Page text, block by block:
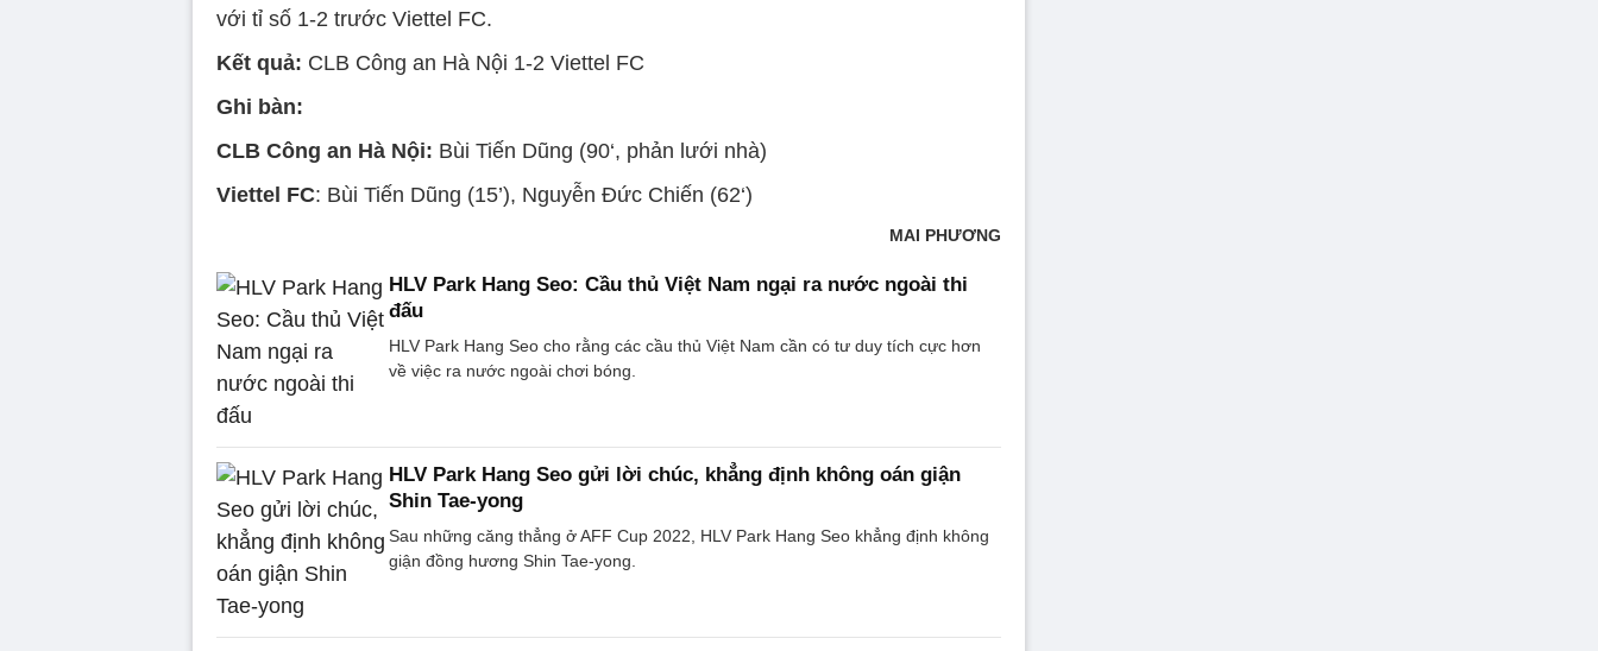
với tỉ số 1-2 trước Viettel FC.
Kết quả: CLB Công an Hà Nội 1-2 Viettel FC
Ghi bàn:
CLB Công an Hà Nội: Bùi Tiến Dũng (90‘, phản lưới nhà)
Viettel FC: Bùi Tiến Dũng (15’), Nguyễn Đức Chiến (62‘)
MAI PHƯƠNG
HLV Park Hang Seo: Cầu thủ Việt Nam ngại ra nước ngoài thi
đấu
HLV Park Hang Seo cho rằng các cầu thủ Việt Nam cần có tư duy tích cực hơn
về việc ra nước ngoài chơi bóng.
HLV Park Hang Seo gửi lời chúc, khẳng định không oán giận
Shin Tae-yong
Sau những căng thẳng ở AFF Cup 2022, HLV Park Hang Seo khẳng định không
giận đồng hương Shin Tae-yong.